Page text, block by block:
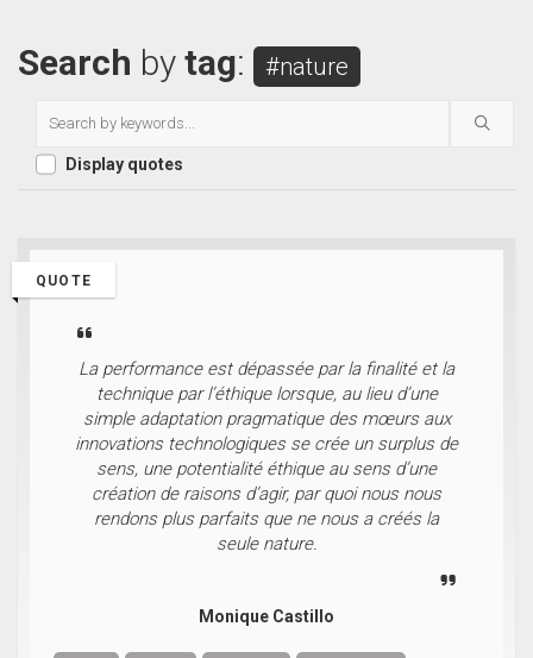
Search by tag: #nature
Display quotes
QUOTE
La performance est dépassée par la finalité et la
technique par l’éthique lorsque, au lieu d’une
simple adaptation pragmatique des mœurs aux
innovations technologiques se crée un surplus de
sens, une potentialité éthique au sens d’une
création de raisons d’agir, par quoi nous nous
rendons plus parfaits que ne nous a créés la
seule nature.
Monique Castillo